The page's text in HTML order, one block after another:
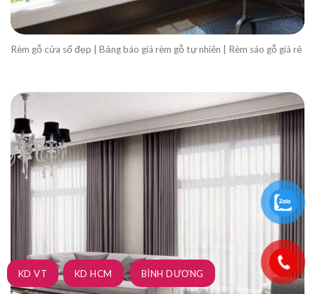
Rèm gỗ cửa sổ đẹp | Bảng báo giá rèm gỗ tự nhiên | Rèm sáo gỗ giá rẻ
KD VT KD HCM BÌNH DƯƠNG